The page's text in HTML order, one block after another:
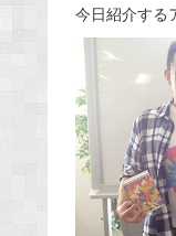
今日紹介する